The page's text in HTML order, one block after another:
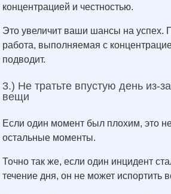
концентрацией и честностью.
Это увеличит ваши шансы на успех.
работа, выполняемая с
подводит.
3.) Не тратьте впустую день из-
вещи
Если один момент был плохим, это
остальные моменты.
Точно так же, если один инцидент
течение дня, он не может испортить